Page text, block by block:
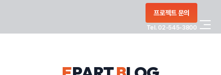
프로젝트 문의
Tel. 02-545-3800